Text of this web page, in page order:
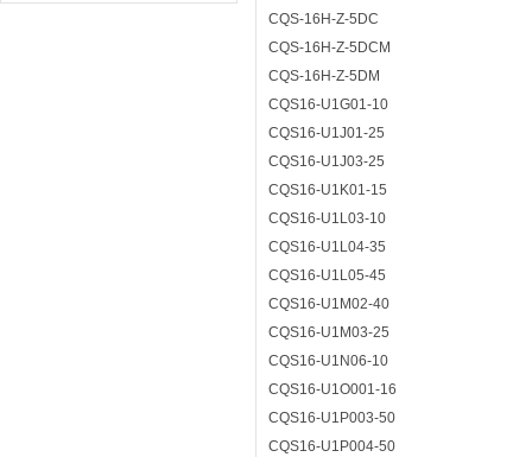
CQS-16H-Z-5DC
CQS-16H-Z-5DCM
CQS-16H-Z-5DM
CQS16-U1G01-10
CQS16-U1J01-25
CQS16-U1J03-25
CQS16-U1K01-15
CQS16-U1L03-10
CQS16-U1L04-35
CQS16-U1L05-45
CQS16-U1M02-40
CQS16-U1M03-25
CQS16-U1N06-10
CQS16-U1O001-16
CQS16-U1P003-50
CQS16-U1P004-50